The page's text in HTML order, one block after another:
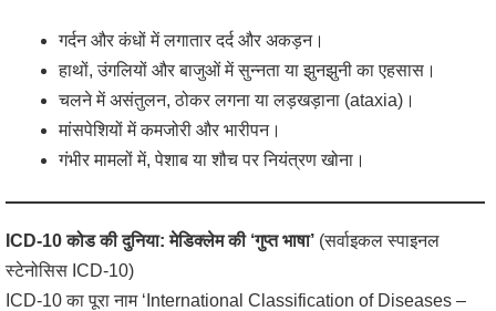
गर्दन और कंधों में लगातार दर्द और अकड़न।
हाथों, उंगलियों और बाजुओं में सुन्नता या झुनझुनी का एहसास।
चलने में असंतुलन, ठोकर लगना या लड़खड़ाना (ataxia)।
मांसपेशियों में कमजोरी और भारीपन।
गंभीर मामलों में, पेशाब या शौच पर नियंत्रण खोना।
ICD-10 कोड की दुनिया: मेडिक्लेम की ‘गुप्त भाषा’ (सर्वाइकल स्पाइनल
स्टेनोसिस ICD-10)
ICD-10 का पूरा नाम ‘International Classification of Diseases –